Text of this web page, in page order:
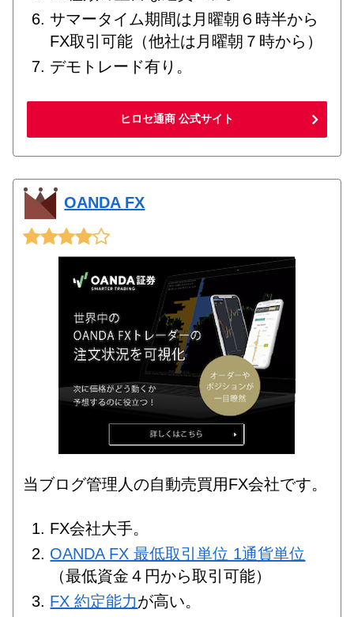
サマータイム期間は月曜朝６時半から
FX取引可能（他社は月曜朝７時から）
デモトレード有り。
ヒロセ通商 公式サイト
OANDA FX
当ブログ管理人の自動売買用FX会社です。
FX会社大手。
OANDA FX 最低取引単位 1通貨単位
（最低資金４円から取引可能）
FX 約定能力が高い。